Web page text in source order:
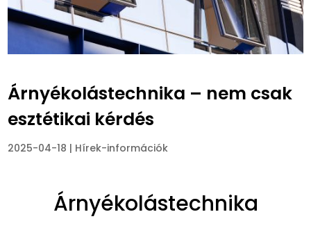
Árnyékolástechnika – nem csak
esztétikai kérdés
2025-04-18 | Hírek-információk
Árnyékolástechnika